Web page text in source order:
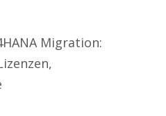
Migration: